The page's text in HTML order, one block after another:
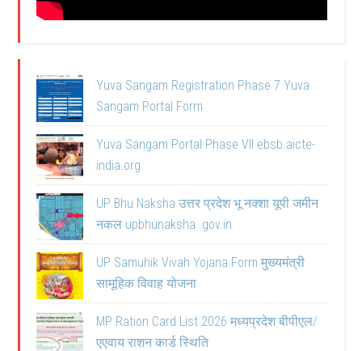
Yuva Sangam Registration Phase 7 Yuva
Sangam Portal Form
Yuva Sangam Portal Phase VII ebsb.aicte-
india.org
UP Bhu Naksha उत्तर प्रदेश भू नक्शा यूपी जमीन
नकल upbhunaksha .gov.in
UP Samuhik Vivah Yojana Form मुख्यमंत्री
सामूहिक विवाह योजना
MP Ration Card List 2026 मध्यप्रदेश बीपीएल/
एएवाय राशन कार्ड स्थिति